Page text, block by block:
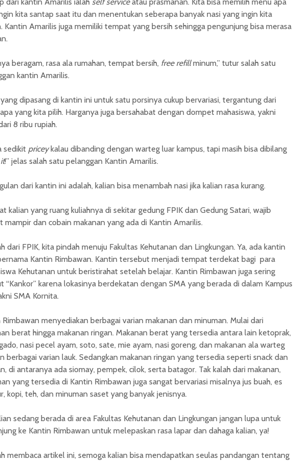
kita santap saat itu dan menentukan seberapa banyak nasi yang ingin kita
Kantin Amarilis juga memiliki tempat yang bersih sehingga pengunjung bisa merasa
beragam, rasa ala rumahan, tempat bersih, free refillminum,” tutur salah satu
kantin Amarilis.
dipasang di kantin ini untuk satu porsinya cukup bervariasi, tergantung dari
yang kita pilih. Harganya juga bersahabat dengan dompet mahasiswa, yakni
8 ribu rupiah.
sedikit priceykalau dibanding dengan warteg luar kampus, tapi masih bisa dibilang
!” jelas salah satu pelanggan Kantin Amarilis.
dari kantin ini adalah, kalian bisa menambah nasi jika kalian rasa kurang.
kalian yang ruang kuliahnya di sekitar gedung FPIK dan Gedung Satari, wajib
mampir dan cobain makanan yang ada di Kantin Amarilis.
dari FPIK, kita pindah menuju Fakultas Kehutanan dan Lingkungan. Ya, ada kantin
Kantin Rimbawan. Kantin tersebut menjadi tempat terdekat bagi para
Kehutanan untuk beristirahat setelah belajar. Kantin Rimbawan juga sering
“Kankor” karena lokasinya berdekatan dengan SMA yang berada di dalam Kampus
SMA Kornita.
Rimbawan menyediakan berbagai varian makanan dan minuman. Mulai dari
berat hingga makanan ringan. Makanan berat yang tersedia antara lain ketoprak,
nasi pecel ayam, soto, sate, mie ayam, nasi goreng, dan makanan ala warteg
berbagai varian lauk. Sedangkan makanan ringan yang tersedia seperti snack dan
di antaranya ada siomay, pempek, cilok, serta batagor. Tak kalah dari makanan,
yang tersedia di Kantin Rimbawan juga sangat bervariasi misalnya jus buah, es
kopi, teh, dan minuman saset yang banyak jenisnya.
sedang berada di area Fakultas Kehutanan dan Lingkungan jangan lupa untuk
ke Kantin Rimbawan untuk melepaskan rasa lapar dan dahaga kalian, ya!
membaca artikel ini, semoga kalian bisa mendapatkan seulas pandangan tentang